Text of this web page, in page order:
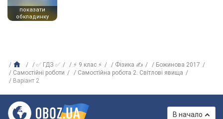
показати
обкладинку
✅ ГДЗ ✅ ⚡ 9 клас ⚡ Фізика ✍
Божинова 2017
Самостійні роботи
Самостійна робота 2. Світлові явища
Варіант 2
В начало